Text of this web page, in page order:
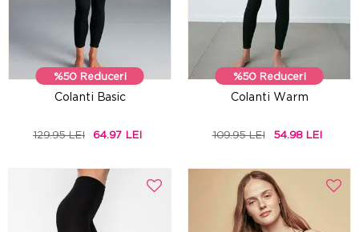
%50 Reduceri
Colanti Basic
129.95 LEI 64.97 LEI
%50 Reduceri
Colanti Warm
109.95 LEI 54.98 LEI